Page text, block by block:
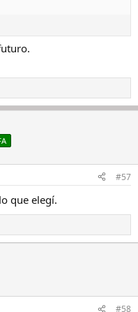
#57
que elegí.
#58